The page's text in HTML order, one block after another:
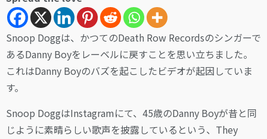
Snoop Doggは、かつてのDeath Row Recordsのシンガーで
あるDanny Boyをレーベルに戻すことを思い立ちました。
これはDanny Boyのバズを起こしたビデオが起因していま
す。
Snoop DoggはInstagramにて、45歳のDanny Boyが昔と同
じように素晴らしい歌声を披露しているという、They